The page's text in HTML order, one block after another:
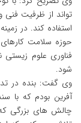
تواند از ظرفیت فنی
استفاده کند. در
حوزه سلامت
فناوری علوم
شود.
وی گفت: بنده در
آفرین بودم که با
چالش های بزرگی